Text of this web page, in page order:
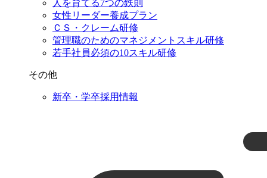
人を育てる7つの鉄則
女性リーダー養成プラン
ＣＳ・クレーム研修
管理職のためのマネジメントスキル研修
若手社員必須の10スキル研修
その他
新卒・学卒採用情報